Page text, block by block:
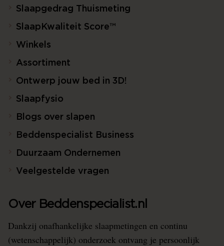
Slaapgedrag Thuismeting
SlaapKwaliteit Score™
Winkels
Assortiment
Ontwerp jouw bed in 3D!
Slaapfysio
Blogs over slapen
Beddenspecialist Business
Duurzaam Ondernemen
Veelgestelde vragen
Over Beddenspecialist.nl
Dankzij onafhankelijke slaapmetingen en continu
(wetenschappelijk) onderzoek ontvang je persoonlijk